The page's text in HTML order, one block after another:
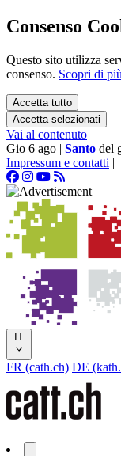
Consenso
Questo sito utilizza
consenso. Scopri di più
Accetta tutto
Accetta selezionati
Vai al contenuto
Gio 6 ago | Santo del
Impressum e contatti |
IT
FR (cath.ch) DE